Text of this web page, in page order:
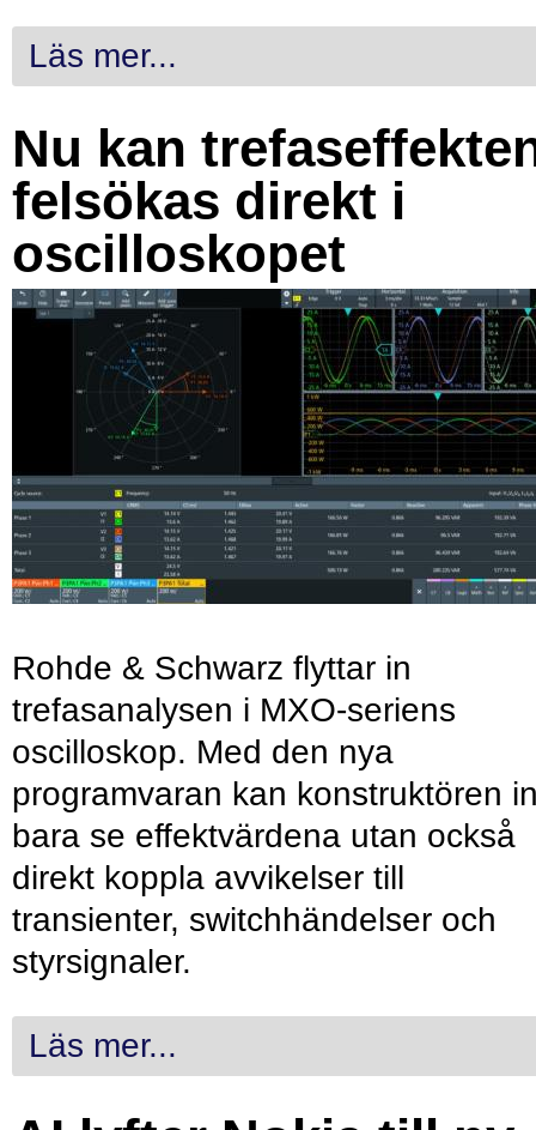
Läs mer...
Nu kan
felsökas direkt i
oscilloskopet
Rohde & Schwarz flyttar in
trefasanalysen i MXO-seriens
oscilloskop. Med den nya
programvaran kan konstruktören
bara se effektvärdena utan också
direkt koppla avvikelser till
transienter, switchhändelser och
styrsignaler.
Läs mer...